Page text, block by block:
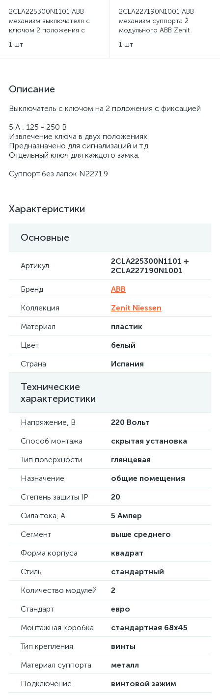
2CLA225300N1101 ABB
механизм выключателя с
ключом 2 положения с
Niessen
1 шт
2CLA227190N1001 ABB
механизм суппорта 2
модульного ABB Zenit
1 шт
Описание
Выключатель с ключом на 2 положения с фиксацией
5 A ; 125 - 250 В
Извлечение ключа в двух положениях.
Предназначено для сигнализаций и т.д.
Отдельный ключ для каждого замка.
Суппорт без лапок N2271.9
Характеристики
Основные
Артикул
2CLA225300N1101 +
2CLA227190N1001
Бренд
ABB
Коллекция
Zenit Niessen
Материал
пластик
Цвет
белый
Страна
Испания
Технические
характеристики
Напряжение, В
220 Вольт
Способ монтажа
скрытая установка
Тип поверхности
глянцевая
Назначение
общие помещения
Степень защиты IP
20
Сила тока, А
5 Ампер
Сегмент
выше среднего
Форма корпуса
квадрат
Стиль
стандартный
Количество модулей
2
Стандарт
евро
Монтажная коробка
стандартная 68х45
Тип крепления
винты
Материал суппорта
металл
Подключение
винтовой зажим